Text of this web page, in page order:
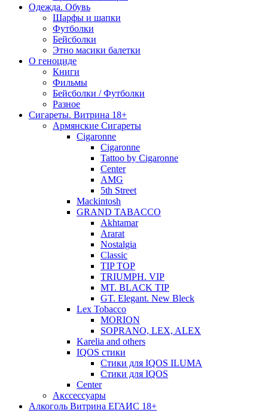
Одежда. Обувь
Шарфы и шапки
Футболки
Бейсболки
Этно масики балетки
О геноциде
Книги
Фильмы
Бейсболки / Футболки
Разное
Сигареты. Витрина 18+
Армянские Сигареты
Cigaronne
Cigaronne
Tattoo by Cigaronne
Center
AMG
5th Street
Mackintosh
GRAND TABACCO
Akhtamar
Ararat
Nostalgia
Classic
TIP TOP
TRIUMPH. VIP
MT. BLACK TIP
GT. Elegant. New Bleck
Lex Tobacco
MORION
SOPRANO, LEX, ALEX
Karelia and others
IQOS стики
Стики для IQOS ILUMA
Стики для IQOS
Сenter
Акссессуары
Алкоголь Витрина ЕГАИС 18+